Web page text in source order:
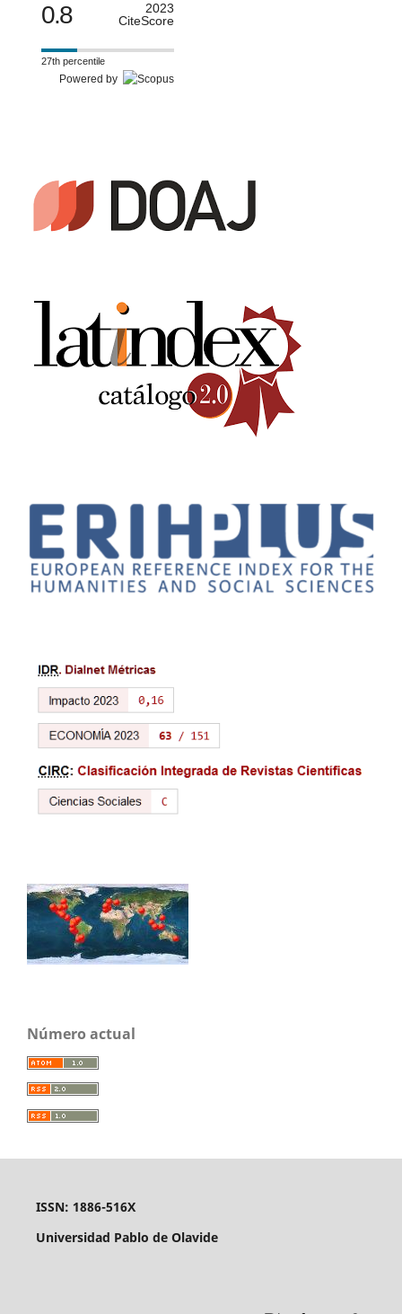
0.8
2023
CiteScore
27th percentile
Powered by
Número actual
ISSN: 1886-516X
Universidad Pablo de Olavide